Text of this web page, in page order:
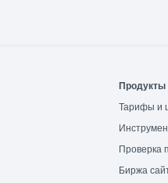
Продукты
Тарифы и
Проверка
Биржа